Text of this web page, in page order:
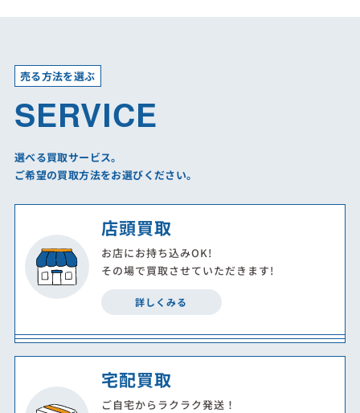
SERVICE
売る方法を選ぶ
選べる買取サービス。
ご希望の買取方法をお選びください。
店頭買取
お店にお持ち込みOK!
その場で買取させていただきます!
詳しくみる
宅配買取
ご自宅からラクラク発送！